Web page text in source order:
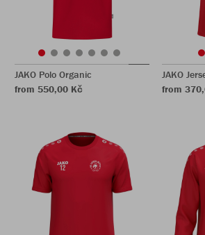
JAKO Polo Organic
from 550,00 Kč
JAKO
from